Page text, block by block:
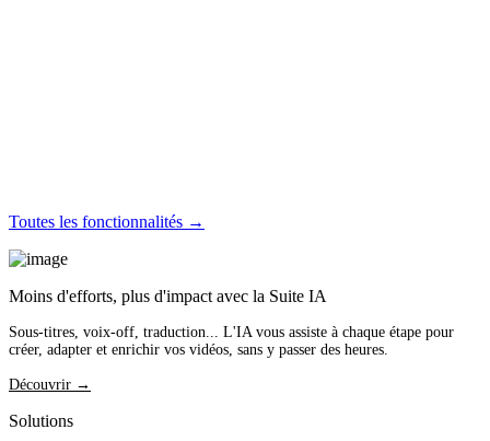
Toutes les fonctionnalités →
Moins d'efforts, plus d'impact avec la Suite IA
Sous-titres, voix-off, traduction... L'IA vous assiste à chaque étape pour
créer, adapter et enrichir vos vidéos, sans y passer des heures.
Découvrir →
Solutions